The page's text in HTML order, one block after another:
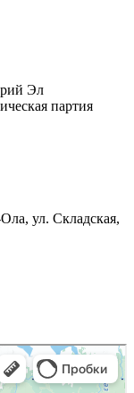
Эл
партия
ул. Складская,